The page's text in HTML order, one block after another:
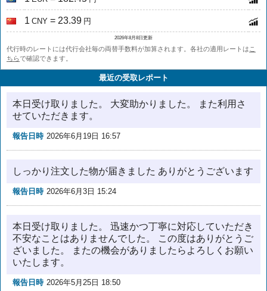
1 CNY = 23.39 円
2026年8月8日更新
代行時のレートには代行会社毎の両替手数料が加算されます。各社の適用レートは こ
ちらで確認できます。
最近の受取レポート
本日受け取りました。 大変助かりました。 また利用さ
せていただきます。
報告日時 2026年6月19日 16:57
しっかり注文した物が届きました ありがとうございます
報告日時 2026年6月3日 15:24
本日受け取りました。 迅速かつ丁寧に対応していただき
不安なことはありませんでした。 この度はありがとうご
ざいました。 またの機会がありましたらよろしくお願い
いたします。
報告日時 2026年5月25日 18:50